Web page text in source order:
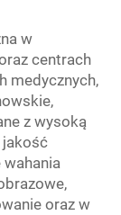
w
centrach
medycznych,
z wysoką
jakość
oraz w